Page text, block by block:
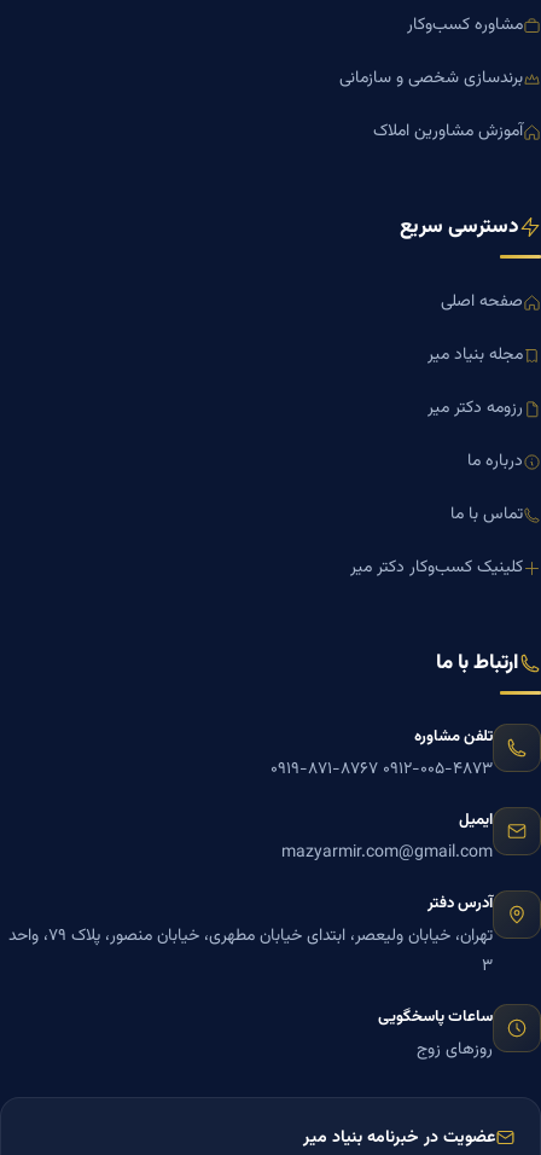
مشاوره کسب‌وکار
برندسازی شخصی و سازمانی
آموزش مشاورین املاک
دسترسی سریع
صفحه اصلی
مجله بنیاد میر
رزومه دکتر میر
درباره ما
تماس با ما
کلینیک کسب‌وکار دکتر میر
ارتباط با ما
تلفن مشاوره
۰۹۱۲-۰۰۵-۴۸۷۳ ۰۹۱۹-۸۷۱-۸۷۶۷
ایمیل
mazyarmir.com@gmail.com
آدرس دفتر
تهران، خیابان ولیعصر، ابتدای خیابان مطهری، خیابان منصور، پلاک ۷۹، واحد
۳
ساعات پاسخگویی
روزهای زوج
عضویت در خبرنامه بنیاد میر